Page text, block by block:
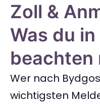
Zoll &
Was du in
beachten
Wer nach
wichtigsten